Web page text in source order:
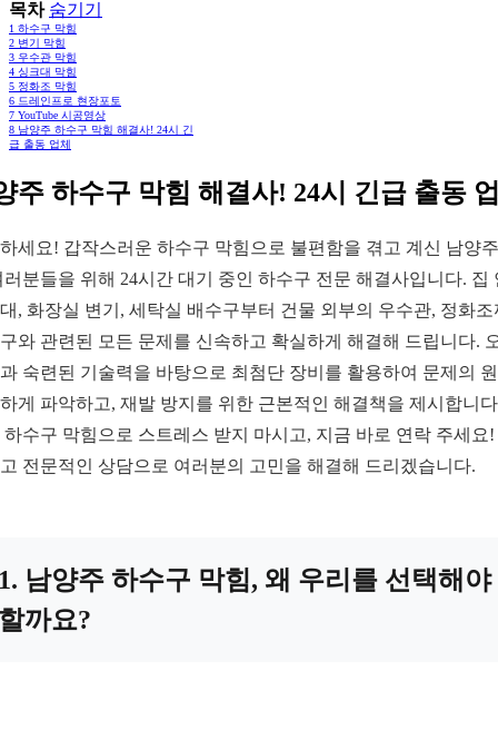
목차 숨기기
1 하수구 막힘
2 변기 막힘
3 우수관 막힘
4 싱크대 막힘
5 정화조 막힘
6 드레인프로 현장포토
7 YouTube 시공영상
8 남양주 하수구 막힘 해결사! 24시 긴
급 출동 업체
주 하수구 막힘 해결사! 24시 긴급 출동
세요! 갑작스러운 하수구 막힘으로 불편함을 겪고 계신 남양
러분들을 위해 24시간 대기 중인 하수구 전문 해결사입니다. 집
, 화장실 변기, 세탁실 배수구부터 건물 외부의 우수관, 정화조
와 관련된 모든 문제를 신속하고 확실하게 해결해 드립니다.
숙련된 기술력을 바탕으로 최첨단 장비를 활용하여 문제의
게 파악하고, 재발 방지를 위한 근본적인 해결책을 제시합니
하수구 막힘으로 스트레스 받지 마시고, 지금 바로 연락 주세요!
전문적인 상담으로 여러분의 고민을 해결해 드리겠습니다.
남양주 하수구 막힘, 왜 우리를 선택해야
까요?